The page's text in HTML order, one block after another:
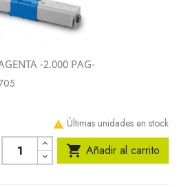
-2.000 PAG-
 Últimas unidades en stock
 Añadir al carrito